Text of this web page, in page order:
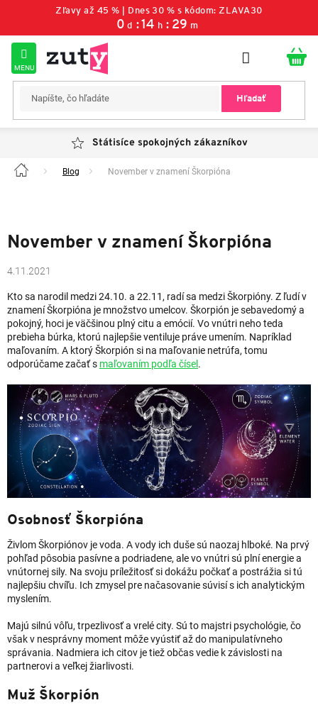
Zľavy až 45 % | Dnes 30 % s kódom: ZLAVA30
0 d :14 h : 29 m
Hľadať
Státisíce spokojných zákazníkov
Domov Blog November v znamení Škorpióna
November v znamení Škorpióna
4.11.2021
Kto sa narodil medzi 24.10. a 22.11, radí sa medzi Škorpióny. Z ľudí v
znamení Škorpióna je množstvo umelcov. Škorpión je sebavedomý a
pokojný, hoci je väčšinou plný citu a emócií. Vo vnútri neho teda
prebieha búrka, ktorú najlepšie ventiluje práve umením. Napríklad
maľovaním. A ktorý Škorpión si na maľovanie netrúfa, tomu
odporúčame začať s maľovaním podľa čísel .
Osobnosť Škorpióna
Živlom Škorpiónov je voda. A vody ich duše sú naozaj hlboké. Na prvý
pohľad pôsobia pasívne a podriadene, ale vo vnútri sú plní energie a
vnútornej sily. Na svoju príležitosť si dokážu počkať a postrážia si tú
najlepšiu chvíľu. Ich zmysel pre načasovanie súvisí s ich analytickým
myslením.
Majú silnú vôľu, trpezlivosť a vrelé city. Sú to majstri psychológie, čo
však v nesprávny moment môže vyústiť až do manipulatívneho
správania. Nadmiera ich citov je tiež občas vedie k závislosti na
partnerovi a veľkej žiarlivosti.
Muž Škorpión